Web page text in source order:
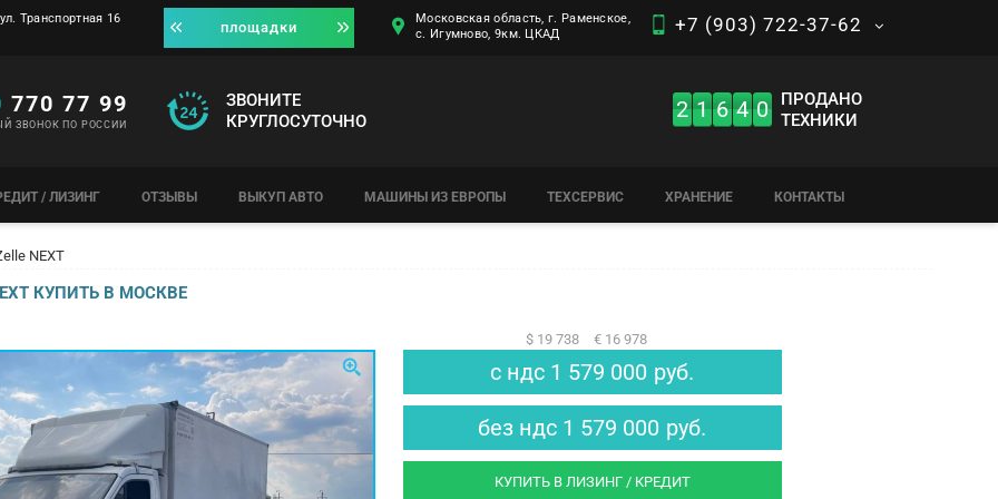
Транспортная 16
площадки
Московская область, г. Раменское,
с. Игумново, 9км. ЦКАД
+7 (903) 722-37-62
770 77 99
ЗВОНОК ПО РОССИИ
ЗВОНИТЕ
КРУГЛОСУТОЧНО
2 1 6 4 0
ПРОДАНО
ТЕХНИКИ
/ ЛИЗИНГ ОТЗЫВЫ ВЫКУП АВТО МАШИНЫ ИЗ ЕВРОПЫ ТЕХСЕРВИС ХРАНЕНИЕ КОНТАКТЫ
NEXT
КУПИТЬ В МОСКВЕ
$ 19 738 € 16 978
с ндс 1 579 000 руб.
без ндс 1 579 000 руб.
КУПИТЬ В ЛИЗИНГ / КРЕДИТ